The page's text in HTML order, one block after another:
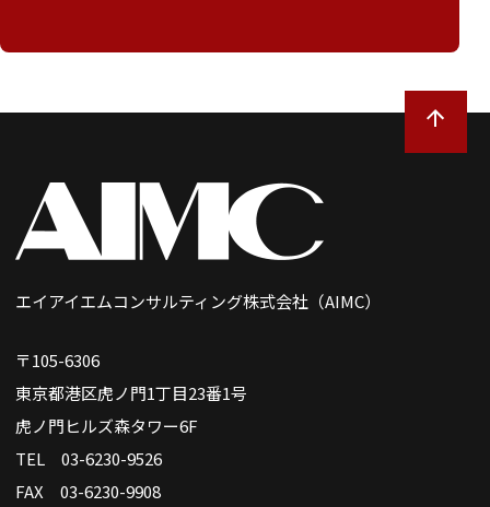
エイアイエムコンサルティング株式会社（AIMC）
〒105-6306
東京都港区虎ノ門1丁目23番1号
虎ノ門ヒルズ森タワー6F
TEL 03-6230-9526
FAX 03-6230-9908